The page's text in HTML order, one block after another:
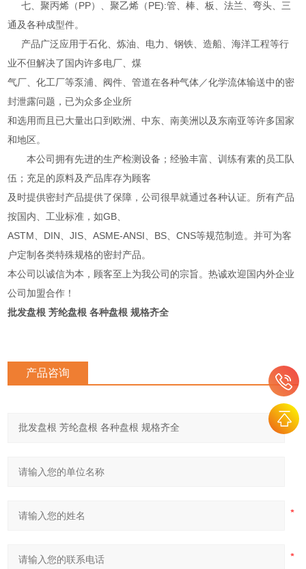
七、聚丙烯（PP）、聚乙烯（PE):管、棒、板、法兰、弯头、三
通及各种成型件。
产品广泛应用于石化、炼油、电力、钢铁、造船、海洋工程等行
业不但解决了国内许多电厂、煤
气厂、化工厂等泵浦、阀件、管道在各种气体／化学流体输送中的密
封泄露问题，已为众多企业所
和选用而且已大量出口到欧洲、中东、南美洲以及东南亚等许多国家
和地区。
本公司拥有先进的生产检测设备；经验丰富、训练有素的员工队
伍；充足的原料及产品库存为顾客
及时提供密封产品提供了保障，公司很早就通过各种认证。所有产品
按国内、工业标准，如GB、
ASTM、DIN、JIS、ASME-ANSI、BS、CNS等规范制造。并可为客
户定制各类特殊规格的密封产品。
本公司以诚信为本，顾客至上为我公司的宗旨。热诚欢迎国内外企业
公司加盟合作！
批发盘根 芳纶盘根 各种盘根 规格齐全
产品咨询